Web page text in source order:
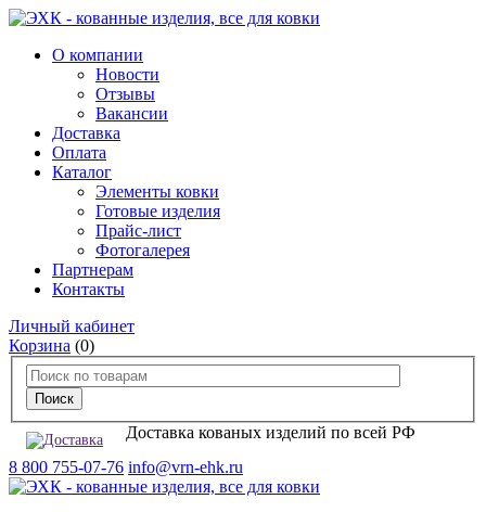
О компании
Новости
Отзывы
Вакансии
Доставка
Оплата
Каталог
Элементы ковки
Готовые изделия
Прайс-лист
Фотогалерея
Партнерам
Контакты
Личный кабинет
Корзина (0)
Доставка кованых изделий по всей РФ
8 800 755-07-76 info@vrn-ehk.ru